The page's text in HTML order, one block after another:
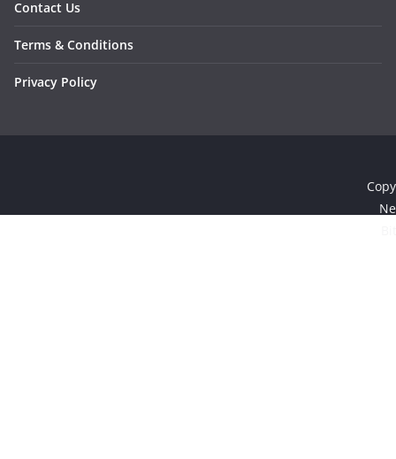
Contact Us
Terms & Conditions
Privacy Policy